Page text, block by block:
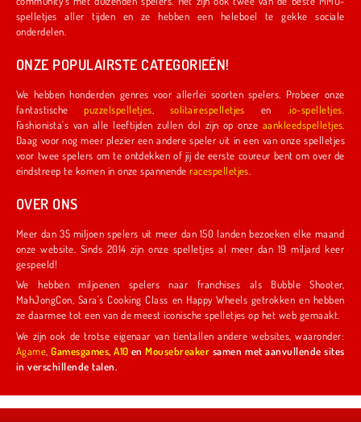
spelletjes aller tijden en ze hebben een heleboel te gekke sociale
onderdelen.
ONZE POPULAIRSTE CATEGORIEËN!
We hebben honderden genres voor allerlei soorten spelers. Probeer onze
fantastischepuzzelspelletjes solitairespelletjes en .io-spelletjes
Fashionista's van alle leeftijden zullen dol zijn op onze aankleedspelletjes
Daag voor nog meer plezier een andere speler uit in een van onze spelletjes
voor twee spelers om te ontdekken of jij de eerste coureur bent om over de
eindstreep te komen in onze spannenderacespelletjes
OVER ONS
Meer dan 35 miljoen spelers uit meer dan 150 landen bezoeken elke maand
onze website. Sinds 2014 zijn onze spelletjes al meer dan 19 miljard keer
gespeeld!
We hebben miljoenen spelers naar franchises als Bubble Shooter,
MahJongCon, Sara's Cooking Class en Happy Wheels getrokken en hebben
ze daarmee tot een van de meest iconische spelletjes op het web gemaakt.
We zijn ook de trotse eigenaar van tientallen andere websites, waaronder:
Agame ,Gamesgames,A10 enMousebreaker samen met aanvullende sites
in verschillende talen.